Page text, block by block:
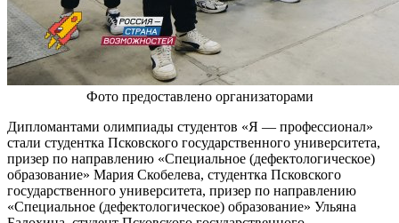
Фото предоставлено организаторами
Дипломантами олимпиады студентов «Я — профессионал»
стали студентка Псковского государственного университета,
призер по направлению «Специальное (дефектологическое)
образование» Мария Скобелева, студентка Псковского
государственного университета, призер по направлению
«Специальное (дефектологическое) образование» Ульяна